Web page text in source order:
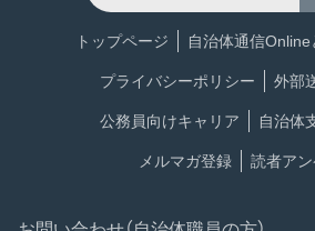
トップページ 自治体通信Online
プライバシーポリシー 外部
公務員向けキャリア 自治体
メルマガ登録 読者アン